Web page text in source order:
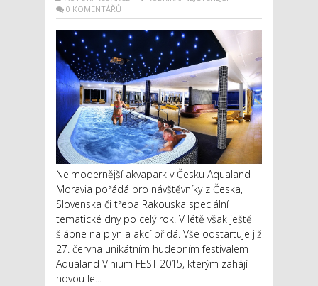
0 KOMENTÁŘŮ
Nejmodernější akvapark v Česku Aqualand
Moravia pořádá pro návštěvníky z Česka,
Slovenska či třeba Rakouska speciální
tematické dny po celý rok. V létě však ještě
šlápne na plyn a akcí přidá. Vše odstartuje již
27. června unikátním hudebním festivalem
Aqualand Vinium FEST 2015, kterým zahájí
novou le...